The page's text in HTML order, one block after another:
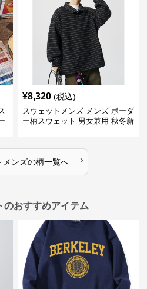
¥8,320 (税込)
スウェットメンズ メンズ ボーダ
ー柄スウェット 男女兼用 秋冬新
メンズの柄一覧へ ›
のおすすめアイテム